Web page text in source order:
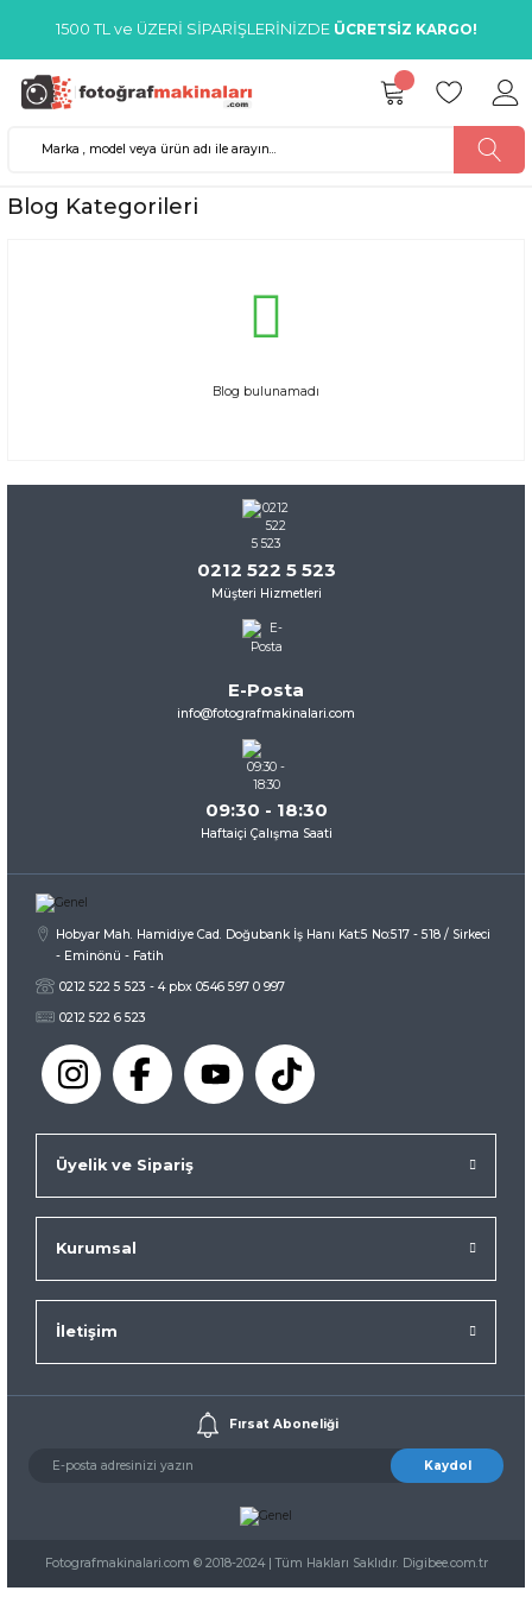
1500 TL ve ÜZERİ SİPARİŞLERİNİZDE ÜCRETSİZ KARGO!
Blog Kategorileri
Blog bulunamadı
0212 522 5 523
Müşteri Hizmetleri
E-Posta
info@fotografmakinalari.com
09:30 - 18:30
Haftaiçi Çalışma Saati
Hobyar Mah. Hamidiye Cad. Doğubank İş Hanı Kat:5 No:517 - 518 / Sirkeci
- Eminönü - Fatih
0212 522 5 523 - 4 pbx 0546 597 0 997
0212 522 6 523
Üyelik ve Sipariş
Kurumsal
İletişim
Fırsat Aboneliği
Kaydol
Fotografmakinalari.com © 2018-2024 | Tüm Hakları Saklıdır. Digibee.com.tr